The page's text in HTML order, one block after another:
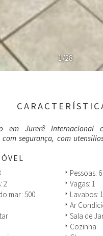
1/28
cobertura espaçoso,
segurança, com
ar condicionado e
Praia de Jurerê
animais no momento.
arrow_right Pessoas: 6
2 arrow_right Vagas: 1
mar: 500 arrow_right Lavabos: 1
arrow_right Ar
arrow_right Sala de
arrow_right Cozinha